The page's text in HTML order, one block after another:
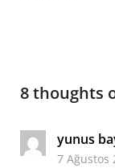
8 thoughts
yunus
7 Ağustos